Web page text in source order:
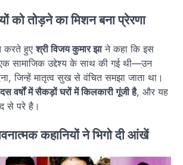
को तोड़ने का मिशन बना प्रेरणा
करते हुएश्री विजय कुमार झाने कहा कि इस
सामाजिक उद्देश्य के साथ की गई थी—उन
जिन्हें मातृत्व सुख से वंचित समझा जाता था।
दस वर्षों में सैकड़ों घरों में किलकारी गूंजी है, और यह
से परे है।
कहानियों ने भिगो दी आंखें